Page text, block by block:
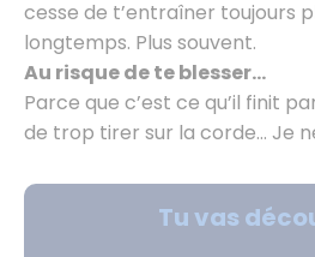
cesse de t’entraîner toujours
longtemps. Plus souvent.
Au risque de te blesser…
Parce que c’est ce qu’il finit
de trop tirer sur la corde… Je
Tu vas